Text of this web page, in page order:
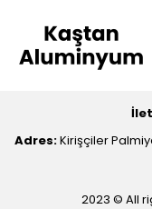
Adres:Kirişçiler
2023 © All